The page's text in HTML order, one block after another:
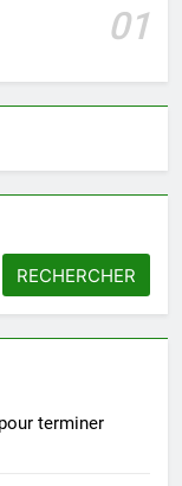
01
RECHERCHER
terminer